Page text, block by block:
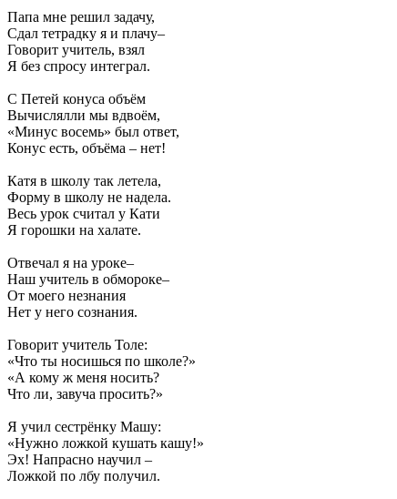
Папа мне решил задачу,
Сдал тетрадку я и плачу–
Говорит учитель, взял
Я без спросу интеграл.
С Петей конуса объём
Вычислялли мы вдвоём,
«Минус восемь» был ответ,
Конус есть, объёма – нет!
Катя в школу так летела,
Форму в школу не надела.
Весь урок считал у Кати
Я горошки на халате.
Отвечал я на уроке–
Наш учитель в обмороке–
От моего незнания
Нет у него сознания.
Говорит учитель Толе:
«Что ты носишься по школе?»
«А кому ж меня носить?
Что ли, завуча просить?»
Я учил сестрёнку Машу:
«Нужно ложкой кушать кашу!»
Эх! Напрасно научил –
Ложкой по лбу получил.